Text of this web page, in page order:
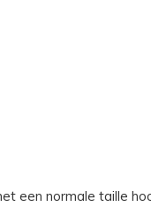
een normale taille